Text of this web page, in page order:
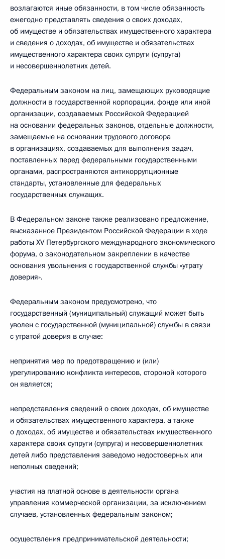
возлагаются иные обязанности, в том числе обязанность
ежегодно представлять сведения о своих доходах,
об имуществе и обязательствах имущественного характера
и сведения о доходах, об имуществе и обязательствах
имущественного характера своих супруги (супруга)
и несовершеннолетних детей.
Федеральным законом на лиц, замещающих руководящие
должности в государственной корпорации, фонде или иной
организации, создаваемых Российской Федерацией
на основании федеральных законов, отдельные должности,
замещаемые на основании трудового договора
в организациях, создаваемых для выполнения задач,
поставленных перед федеральными государственными
органами, распространяются антикоррупционные
стандарты, установленные для федеральных
государственных служащих.
В Федеральном законе также реализовано предложение,
высказанное Президентом Российской Федерации в ходе
работы XV Петербургского международного экономического
форума, о законодательном закреплении в качестве
основания увольнения с государственной службы «утрату
доверия».
Федеральным законом предусмотрено, что
государственный (муниципальный) служащий может быть
уволен с государственной (муниципальной) службы в связи
с утратой доверия в случае:
непринятия мер по предотвращению и (или)
урегулированию конфликта интересов, стороной которого
он является;
непредставления сведений о своих доходах, об имуществе
и обязательствах имущественного характера, а также
о доходах, об имуществе и обязательствах имущественного
характера своих супруги (супруга) и несовершеннолетних
детей либо представления заведомо недостоверных или
неполных сведений;
участия на платной основе в деятельности органа
управления коммерческой организации, за исключением
случаев, установленных федеральным законом;
осуществления предпринимательской деятельности;